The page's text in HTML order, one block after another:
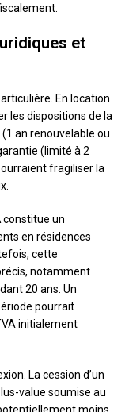
et
En location
les dispositions de la
an renouvelable ou
(limité à 2
fragiliser la
constitue un
en résidences
cette
notamment
20 ans. Un
pourrait
initialement
La cession d’un
value soumise au